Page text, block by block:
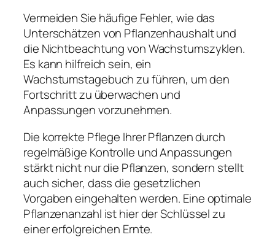
Vermeiden Sie häufige Fehler, wie das
Unterschätzen von Pflanzenhaushalt und
die Nichtbeachtung von Wachstumszyklen.
Es kann hilfreich sein, ein
Wachstumstagebuch zu führen, um den
Fortschritt zu überwachen und
Anpassungen vorzunehmen.
Die korrekte Pflege Ihrer Pflanzen durch
regelmäßige Kontrolle und Anpassungen
stärkt nicht nur die Pflanzen, sondern stellt
auch sicher, dass die gesetzlichen
Vorgaben eingehalten werden. Eine optimale
Pflanzenanzahl ist hier der Schlüssel zu
einer erfolgreichen Ernte.